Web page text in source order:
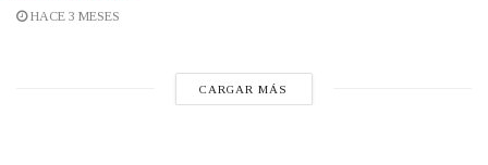
HACE 3 MESES
CARGAR MÁS